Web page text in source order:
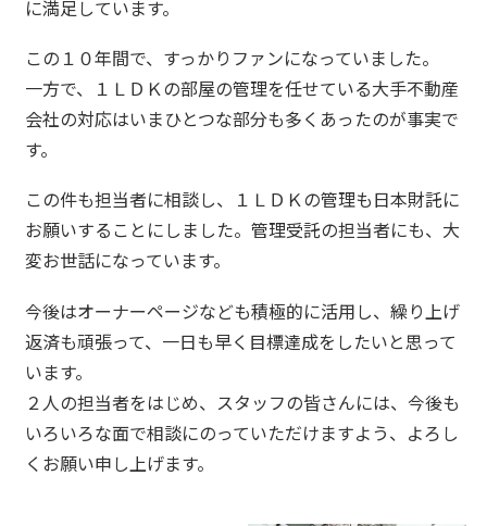
に満足しています。
この１０年間で、すっかりファンになっていました。
一方で、１ＬＤＫの部屋の管理を任せている大手不動産
会社の対応はいまひとつな部分も多くあったのが事実で
す。
この件も担当者に相談し、１ＬＤＫの管理も日本財託に
お願いすることにしました。管理受託の担当者にも、大
変お世話になっています。
今後はオーナーページなども積極的に活用し、繰り上げ
返済も頑張って、一日も早く目標達成をしたいと思って
います。
２人の担当者をはじめ、スタッフの皆さんには、今後も
いろいろな面で相談にのっていただけますよう、よろし
くお願い申し上げます。